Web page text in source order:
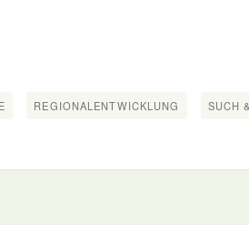
REGIONALENTWICKLUNG SUCH